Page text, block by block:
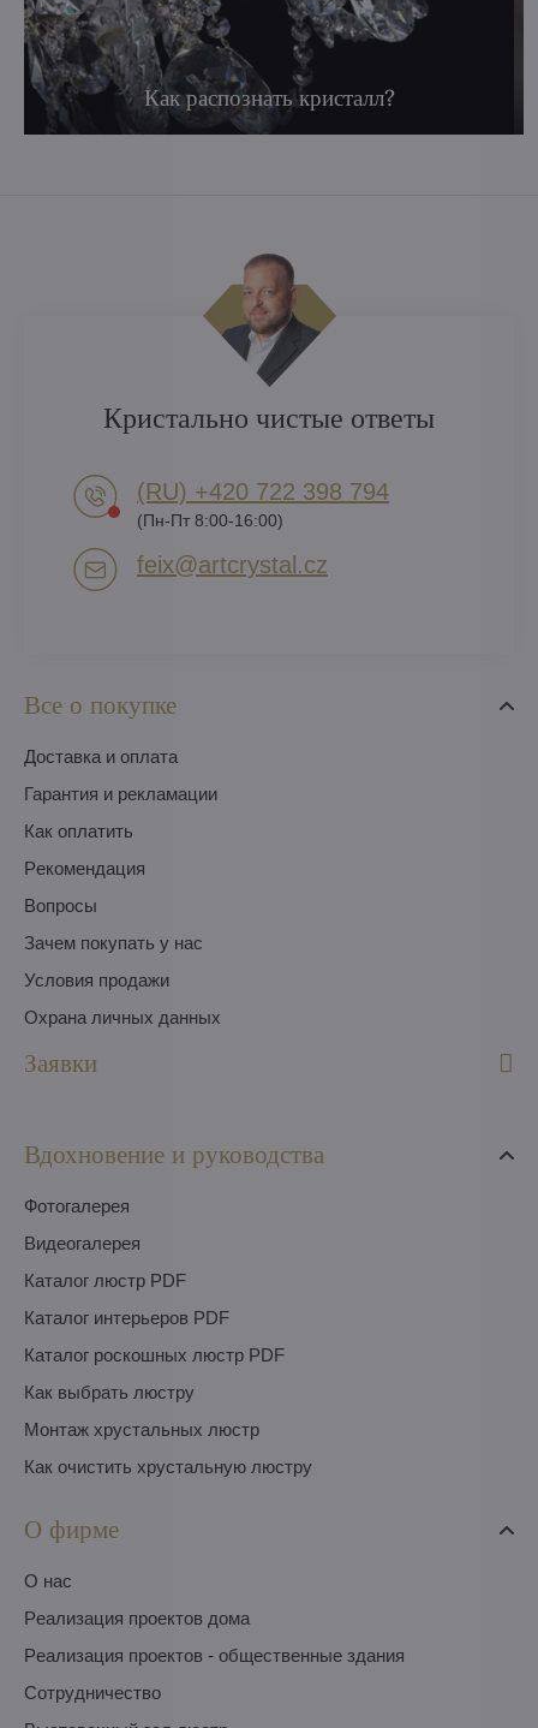
Как распознать кристалл?
Все о покупке
Доставка и оплата
Гарантия и рекламации
Как оплатить
Pекомендация
Вопросы
Зачем покупать у нас
Условия продажи
Охрана личных данных
Заявки
Вдохновение и руководства
Фотогалерея
Видеогалерея
Каталог люстр PDF
Каталог интерьеров PDF
Каталог роскошных люстр PDF
Как выбрать люстру
Монтаж хрустальных люстр
Как очистить хрустальную люстру
О фирме
O нас
Pеализация проектов дома
Pеализация проектов - общественные здания
Сотрудничество
Кристально чистые ответы
(RU) +420 722 398 794​
(Пн-Пт 8:00-16:00)
feix​@artcrystal​.cz